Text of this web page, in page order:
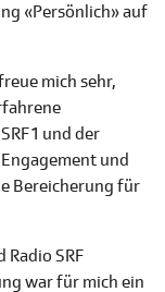
«Persönlich» auf
mich sehr,
1 und der
und
Bereicherung für
Radio SRF
war für mich ein